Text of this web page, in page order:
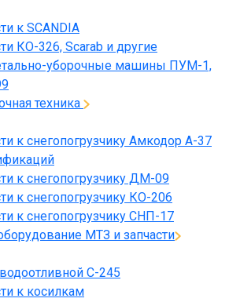
к SCANDIA
КО-326, Scarab и другие
уборочные машины ПУМ-1,
техника
к снегопогрузчику Амкодор А-37
к снегопогрузчику ДМ-09
к снегопогрузчику КО-206
к снегопогрузчику СНП-17
МТЗ и запчасти
С-245
к косилкам